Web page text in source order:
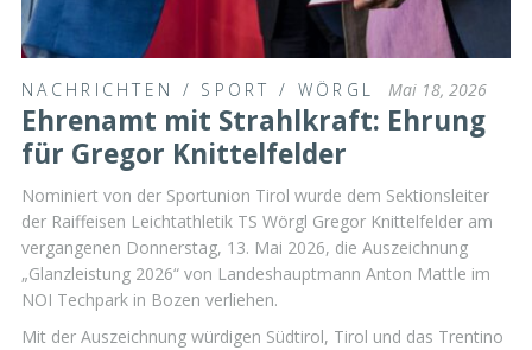
NACHRICHTEN / SPORT / WÖRGL Mai 18, 2026
Ehrenamt mit Strahlkraft: Ehrung
für Gregor Knittelfelder
Nominiert von der Sportunion Tirol wurde dem Sektionsleiter
der Raiffeisen Leichtathletik TS Wörgl Gregor Knittelfelder am
vergangenen Donnerstag, 13. Mai 2026, die Auszeichnung
„Glanzleistung 2026“ von Landeshauptmann Anton Mattle im
NOI Techpark in Bozen verliehen.
Mit der Auszeichnung würdigen Südtirol, Tirol und das Trentino